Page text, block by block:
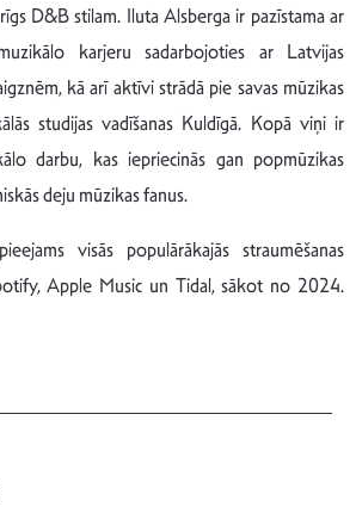
D&B stilam. Iluta Alsberga ir pazīstama ar
karjeru sadarbojoties ar Latvijas
kā arī aktīvi strādā pie savas mūzikas
studijas vadīšanas Kuldīgā. Kopā viņi ir
darbu, kas iepriecinās gan popmūzikas
deju mūzikas fanus.
visās populārākajās straumēšanas
Apple Music un Tidal, sākot no 2024.